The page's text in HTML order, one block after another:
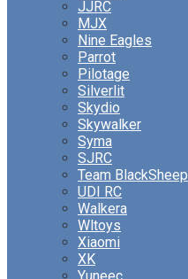
JJRC
MJX
Nine Eagles
Parrot
Pilotage
Silverlit
Skydio
Skywalker
Syma
SJRC
Team BlackSheep
UDI RC
Walkera
Wltoys
Xiaomi
XK